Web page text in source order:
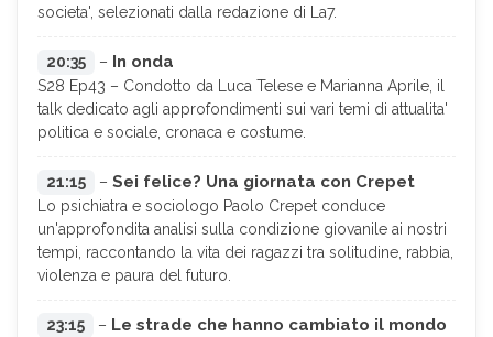
societa', selezionati dalla redazione di La7.
20:35 – In onda
S28 Ep43 – Condotto da Luca Telese e Marianna Aprile, il
talk dedicato agli approfondimenti sui vari temi di attualita'
politica e sociale, cronaca e costume.
21:15 – Sei felice? Una giornata con Crepet
Lo psichiatra e sociologo Paolo Crepet conduce
un'approfondita analisi sulla condizione giovanile ai nostri
tempi, raccontando la vita dei ragazzi tra solitudine, rabbia,
violenza e paura del futuro.
23:15 – Le strade che hanno cambiato il mondo